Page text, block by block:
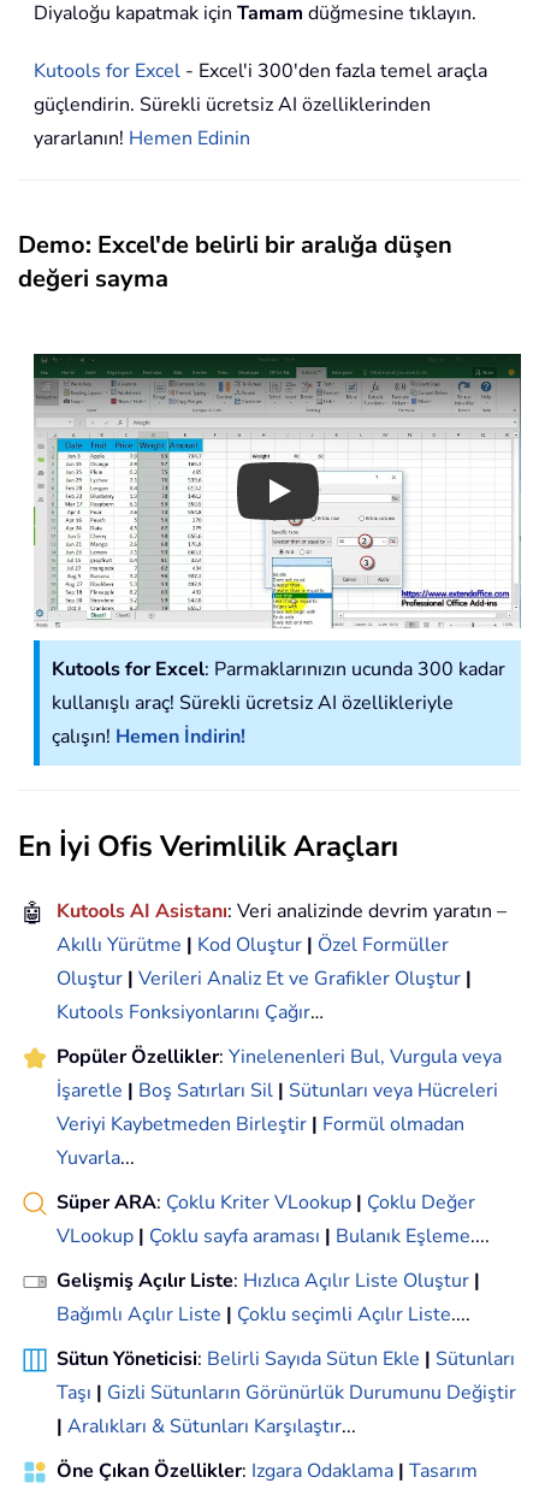
Diyaloğu kapatmak için Tamam düğmesine tıklayın.
Kutools for Excel - Excel'i 300'den fazla temel araçla
güçlendirin. Sürekli ücretsiz AI özelliklerinden
yararlanın! Hemen Edinin
Demo: Excel'de belirli bir aralığa düşen
değeri sayma
Play
Kutools for Excel: Parmaklarınızın ucunda 300 kadar
kullanışlı araç! Sürekli ücretsiz AI özellikleriyle
çalışın! Hemen İndirin!
En İyi Ofis Verimlilik Araçları
🤖 Kutools AI Asistanı: Veri analizinde devrim yaratın –
Akıllı Yürütme | Kod Oluştur | Özel Formüller
Oluştur | Verileri Analiz Et ve Grafikler Oluştur |
Kutools Fonksiyonlarını Çağır…
Popüler Özellikler: Yinelenenleri Bul, Vurgula veya
İşaretle | Boş Satırları Sil | Sütunları veya Hücreleri
Veriyi Kaybetmeden Birleştir | Formül olmadan
Yuvarla...
Süper ARA: Çoklu Kriter VLookup | Çoklu Değer
VLookup | Çoklu sayfa araması | Bulanık Eşleme....
Gelişmiş Açılır Liste: Hızlıca Açılır Liste Oluştur |
Bağımlı Açılır Liste | Çoklu seçimli Açılır Liste....
Sütun Yöneticisi: Belirli Sayıda Sütun Ekle | Sütunları
Taşı | Gizli Sütunların Görünürlük Durumunu Değiştir
| Aralıkları & Sütunları Karşılaştır...
Öne Çıkan Özellikler: Izgara Odaklama | Tasarım